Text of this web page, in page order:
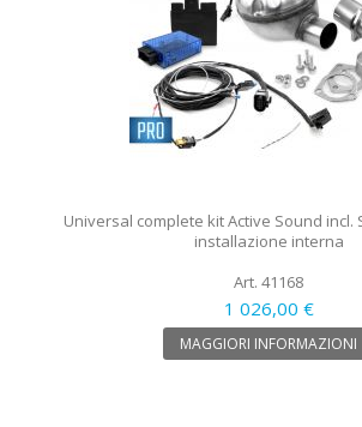
Universal complete kit Active Sound incl.
installazione interna
Art. 41168
1 026,00 €
MAGGIORI INFORMAZIONI